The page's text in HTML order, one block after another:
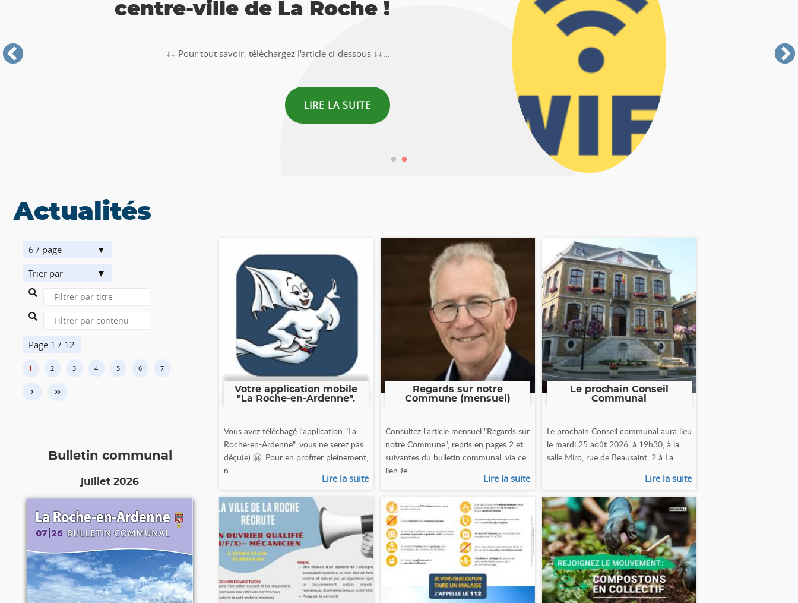
Actualités
6 / page
Trier par
Page 1 / 12
1 2 3 4 5 6 7
› »
Bulletin communal
juillet 2026
Votre application mobile
"La Roche-en-Ardenne".
Vous avez téléchagé l'application "La
Roche-en-Ardenne", vous ne serez pas
déçu(e) 🤗. Pour en profiter pleinement,
n...
Lire la suite
Regards sur notre
Commune (mensuel)
Consultez l'article mensuel "Regards sur
notre Commune", repris en pages 2 et
suivantes du bulletin communal, via ce
lien.Je...
Lire la suite
Le prochain Conseil
Communal
Le prochain Conseil communal aura lieu
le mardi 25 août 2026, à 19h30, à la
salle Miro, rue de Beausaint, 2 à La ...
Lire la suite